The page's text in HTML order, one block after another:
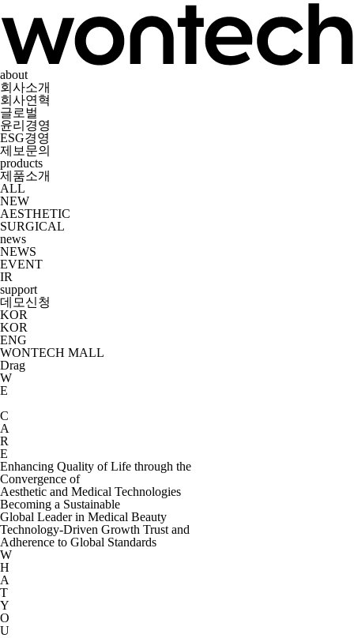
about
회사소개
회사연혁
글로벌
윤리경영
ESG경영
제보문의
products
제품소개
ALL
NEW
AESTHETIC
SURGICAL
news
NEWS
EVENT
IR
support
데모신청
KOR
KOR
ENG
WONTECH MALL
Drag
W
E
C
A
R
E
Enhancing Quality of Life through the
Convergence of
Aesthetic and Medical Technologies
Becoming a Sustainable
Global Leader in Medical Beauty
Technology-Driven Growth Trust and
Adherence to Global Standards
W
H
A
T
Y
O
U